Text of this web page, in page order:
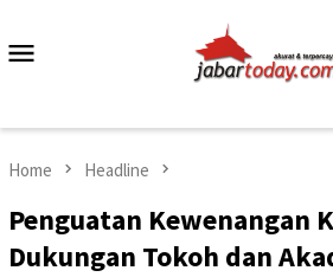
content
Home Headline
Penguatan Kewenangan
Dukungan Tokoh dan